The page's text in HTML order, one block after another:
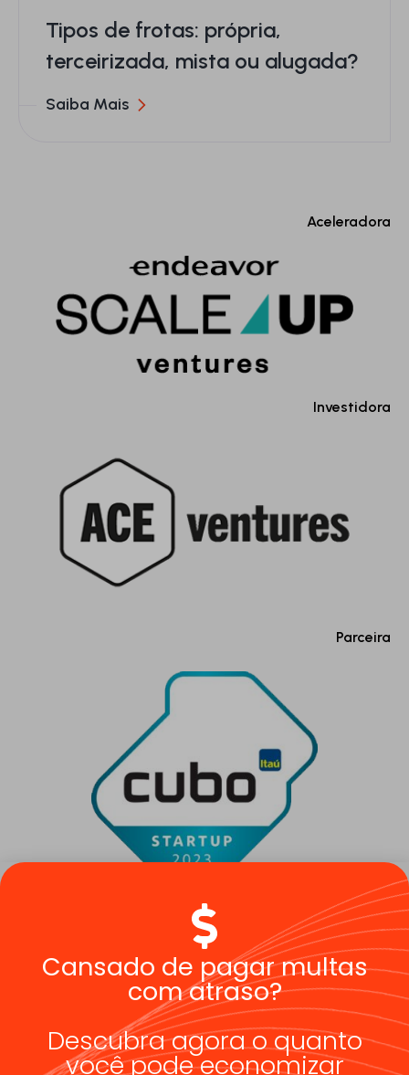
Tipos de frotas: própria,
terceirizada, mista ou alugada?
Saiba Mais
Aceleradora
Investidora
Parceira
Verificada por
Cansado de pagar multas
com atraso?
Descubra agora o quanto
você pode economizar